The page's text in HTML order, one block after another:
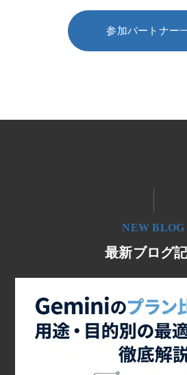
参加パートナー
NEW BLOG
最新ブログ